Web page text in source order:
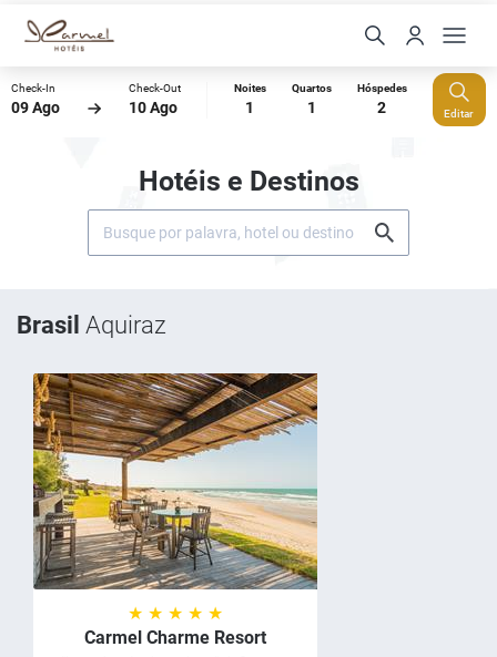
Check-In
09 Ago
Check-Out
10 Ago
Noites
1
Quartos
1
Hóspedes
2 Editar
Hotéis e Destinos
Brasil Aquiraz
★ ★ ★ ★ ★
Carmel Charme Resort